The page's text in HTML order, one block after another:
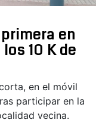
en
10 K de
en el móvil
participar en la
vecina.